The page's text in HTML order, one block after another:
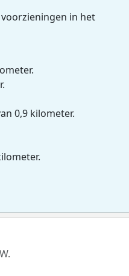
in het
0,9 kilometer.